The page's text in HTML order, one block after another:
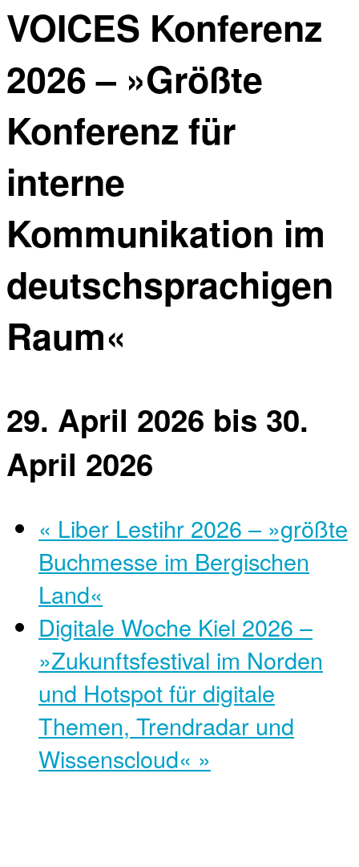
VOICES Konferenz
2026 – »Größte
Konferenz für
interne
Kommunikation im
deutschsprachigen
Raum«
29. April 2026 bis 30.
April 2026
« Liber Lestihr 2026 – »größte
Buchmesse im Bergischen
Land«
Digitale Woche Kiel 2026 –
»Zukunftsfestival im Norden
und Hotspot für digitale
Themen, Trendradar und
Wissenscloud« »